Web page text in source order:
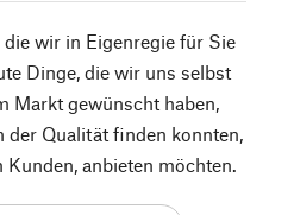
die wir in Eigenregie für Sie
Dinge, die wir uns selbst
Markt gewünscht haben,
der Qualität finden konnten,
anbieten möchten.